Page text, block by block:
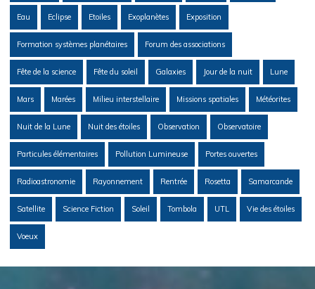
Eau Eclipse Etoiles Exoplanètes Exposition
Formation systèmes planétaires Forum des associations
Fête de la science Fête du soleil Galaxies Jour de la nuit Lune
Mars Marées Milieu interstellaire Missions spatiales Météorites
Nuit de la Lune Nuit des étoiles Observation Observatoire
Particules élémentaires Pollution Lumineuse Portes ouvertes
Radioastronomie Rayonnement Rentrée Rosetta Samarcande
Satellite Science Fiction Soleil Tombola UTL Vie des étoiles
Voeux